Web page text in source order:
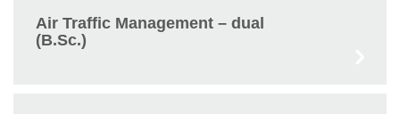
Air Traffic Management – dual
(B.Sc.)